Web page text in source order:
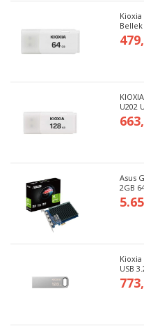
Kioxia
Bellek
U202
Asus
2GB
Kioxia
USB